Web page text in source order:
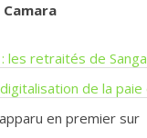
les retraités de
de la paie
en premier sur